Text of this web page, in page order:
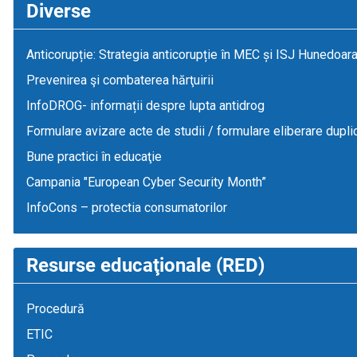
Diverse
Anticorupție: Strategia anticorupție în MEC și ISJ Hunedoara
Prevenirea şi combaterea hărţuirii
InfoDROG- informații despre lupta antidrog
Formulare avizare acte de studii / formulare eliberare
Bune practici în educaţie
Campania "European Cyber Security Month”
InfoCons – protectia consumatorilor
Resurse educaţionale (RED)
Procedură
ETIC